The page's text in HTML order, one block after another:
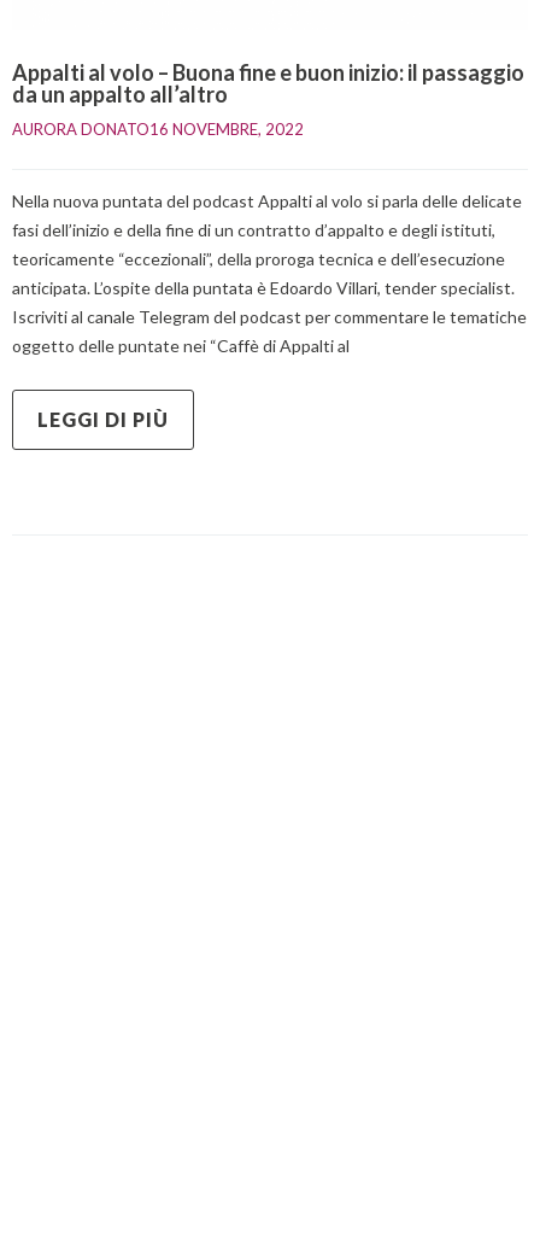
Appalti al volo – Buona fine e buon inizio: il passaggio
da un appalto all’altro
AURORA DONATO16 NOVEMBRE, 2022
Nella nuova puntata del podcast Appalti al volo si parla delle delicate
fasi dell’inizio e della fine di un contratto d’appalto e degli istituti,
teoricamente “eccezionali”, della proroga tecnica e dell’esecuzione
anticipata. L’ospite della puntata è Edoardo Villari, tender specialist.
Iscriviti al canale Telegram del podcast per commentare le tematiche
oggetto delle puntate nei “Caffè di Appalti al
LEGGI DI PIÙ